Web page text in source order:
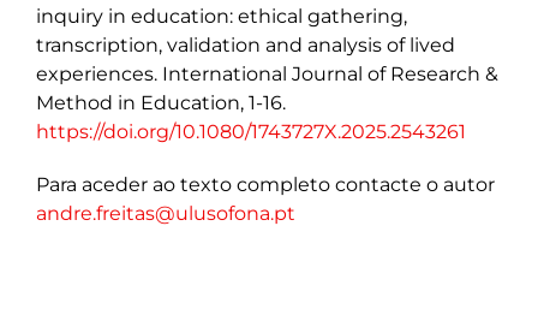
inquiry in education: ethical gathering,
transcription, validation and analysis of lived
experiences. International Journal of Research &
Method in Education, 1-16.
https://doi.org/10.1080/1743727X.2025.2543261
Para aceder ao texto completo contacte o autor
andre.freitas@ulusofona.pt